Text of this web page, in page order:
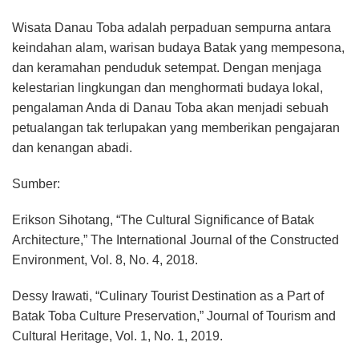
Wisata Danau Toba adalah perpaduan sempurna antara
keindahan alam, warisan budaya Batak yang mempesona,
dan keramahan penduduk setempat. Dengan menjaga
kelestarian lingkungan dan menghormati budaya lokal,
pengalaman Anda di Danau Toba akan menjadi sebuah
petualangan tak terlupakan yang memberikan pengajaran
dan kenangan abadi.
Sumber:
Erikson Sihotang, “The Cultural Significance of Batak
Architecture,” The International Journal of the Constructed
Environment, Vol. 8, No. 4, 2018.
Dessy Irawati, “Culinary Tourist Destination as a Part of
Batak Toba Culture Preservation,” Journal of Tourism and
Cultural Heritage, Vol. 1, No. 1, 2019.